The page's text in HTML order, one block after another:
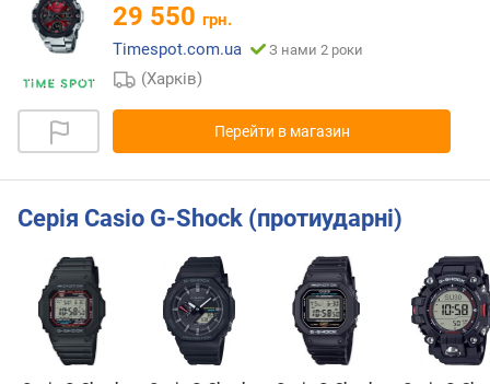
29 550 грн.
Timespot.com.ua
З нами 2 роки
(Харків)
Перейти в магазин
Серія Casio G-Shock (протиударні)